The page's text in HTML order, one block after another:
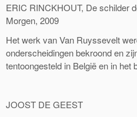
ERIC RINCKHOUT, De schilder
Morgen, 2009
Het werk van Van Ruyssevelt
onderscheidingen bekroond en
tentoongesteld in België en in het
JOOST DE GEEST